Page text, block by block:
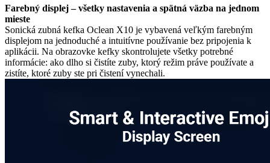
Farebný displej – všetky nastavenia a spätná väzba na jednom
mieste
Sonická zubná kefka Oclean X10 je vybavená veľkým farebným
displejom na jednoduché a intuitívne používanie bez pripojenia k
aplikácii. Na obrazovke kefky skontrolujete všetky potrebné
informácie: ako dlho si čistíte zuby, ktorý režim práve používate a
zistíte, ktoré zuby ste pri čistení vynechali.